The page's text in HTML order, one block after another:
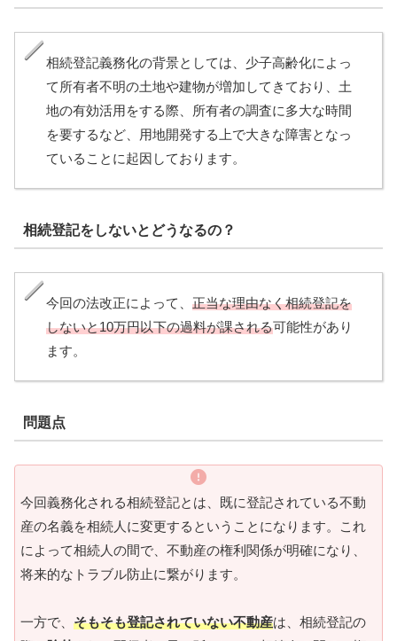
相続登記義務化の背景としては、少子高齢化によっ
て所有者不明の土地や建物が増加してきており、土
地の有効活用をする際、所有者の調査に多大な時間
を要するなど、用地開発する上で大きな障害となっ
ていることに起因しております。
相続登記をしないとどうなるの？
今回の法改正によって、 正当な理由なく相続登記を
しないと10万円以下の過料が課される可能性があり
ます。
問題点
今回義務化される相続登記とは、既に登記されている不動
産の名義を相続人に変更するということになります。これ
によって相続人の間で、不動産の権利関係が明確になり、
将来的なトラブル防止に繋がります。
一方で、 そもそも登記されていない不動産は、相続登記の